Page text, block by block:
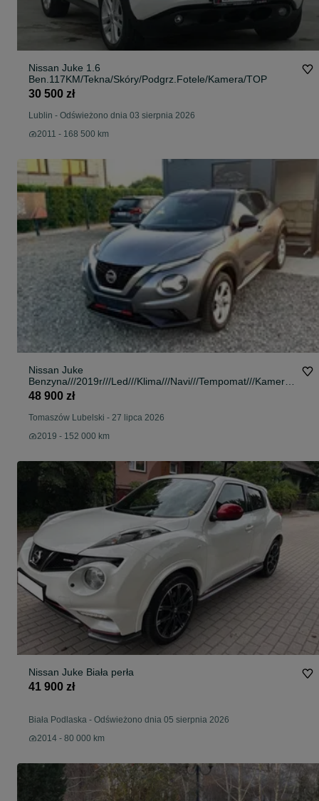
Nissan Juke 1.6
Ben.117KM/Tekna/Skóry/Podgrz.Fotele/Kamera/TOP
30 500 zł
Lublin - Odświeżono dnia 03 sierpnia 2026
2011 - 168 500 km
Nissan Juke
Benzyna///2019r///Led///Klima///Navi///Tempomat///Kamera//
/Stan Super!
48 900 zł
Tomaszów Lubelski - 27 lipca 2026
2019 - 152 000 km
Nissan Juke Biała perła
41 900 zł
Biała Podlaska - Odświeżono dnia 05 sierpnia 2026
2014 - 80 000 km